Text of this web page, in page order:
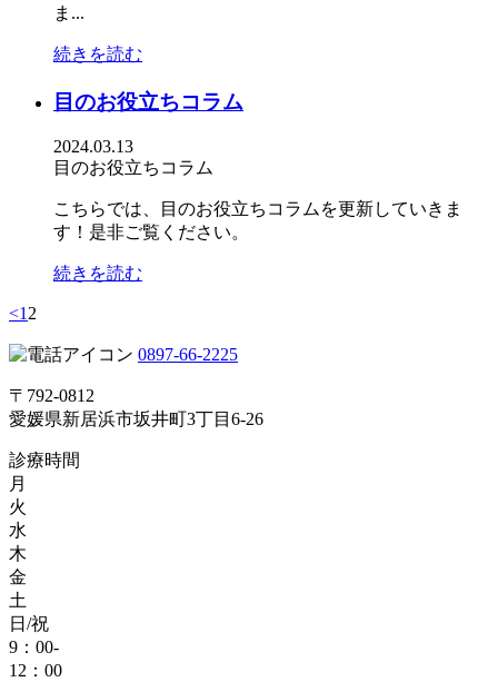
ま...
続きを読む
目のお役立ちコラム
2024.03.13
目のお役立ちコラム
こちらでは、目のお役立ちコラムを更新していきま
す！是非ご覧ください。
続きを読む
<1 2
0897-66-2225
〒792-0812
愛媛県新居浜市坂井町3丁目6-26
診療時間
月
火
水
木
金
土
日/祝
9：00-
12：00